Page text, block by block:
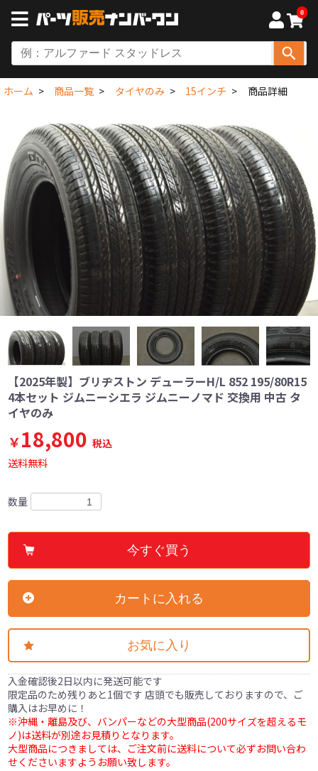
0
ホーム 商品一覧 タイヤのみ 15インチ 商品詳細
【2025年製】ブリヂストン デューラーH/L 852 195/80R15
4本セット ジムニーシエラ ジムニーノマド 交換用 中古 タ
イヤのみ
￥18,800 税込
送料無料
数量
今すぐ買う
カートに入れる
お気に入り
入金確認後2日以内に発送可能です
限定品のため残りあと1個です 店頭でも販売しておりますので、ご
購入はお早めに！
※沖縄・離島及び、バンパーなどの大型商品(200サイズを超えるモ
ノ)は送料が別途お見積りとなります。
大型商品につきましては、ご注文前に送料について必ずお問い合わ
せくださいますようお願い致します。